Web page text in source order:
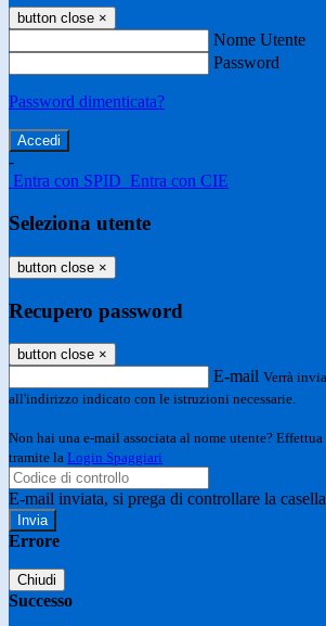
button close ×
Nome Utente
Password
Password dimenticata?
-
Entra con SPID Entra con CIE
Seleziona utente
button close ×
Recupero password
button close ×
E-mail Verrà
all'indirizzo indicato con le istruzioni necessarie.
Non hai una e-mail associata al nome utente?
tramite la Login Spaggiari
E-mail inviata, si prega di controllare la
Errore
Chiudi
Successo